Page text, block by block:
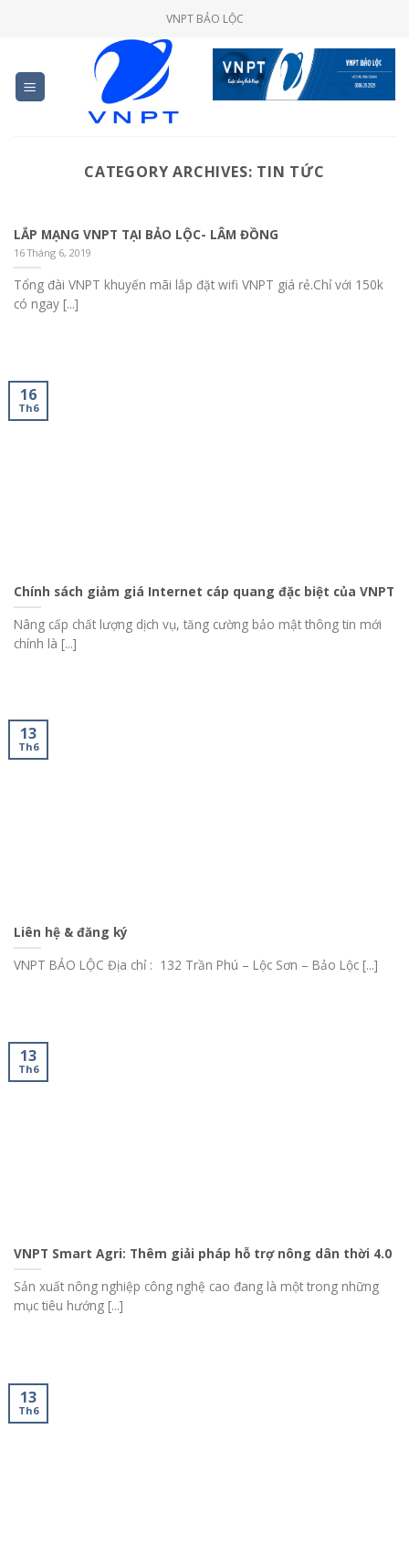
VNPT BẢO LỘC
CATEGORY ARCHIVES: TIN TỨC
LẮP MẠNG VNPT TẠI BẢO LỘC- LÂM ĐỒNG
16 Tháng 6, 2019
Tổng đài VNPT khuyến mãi lắp đặt wifi VNPT giá rẻ.Chỉ với 150k
có ngay [...]
Chính sách giảm giá Internet cáp quang đặc biệt của VNPT
Nâng cấp chất lượng dịch vụ, tăng cường bảo mật thông tin mới
chính là [...]
16
Th6
Liên hệ & đăng ký
VNPT BẢO LỘC Địa chỉ : 132 Trần Phú – Lộc Sơn – Bảo Lộc [...]
13
Th6
VNPT Smart Agri: Thêm giải pháp hỗ trợ nông dân thời 4.0
Sản xuất nông nghiệp công nghệ cao đang là một trong những
mục tiêu hướng [...]
13
Th6
13
Th6